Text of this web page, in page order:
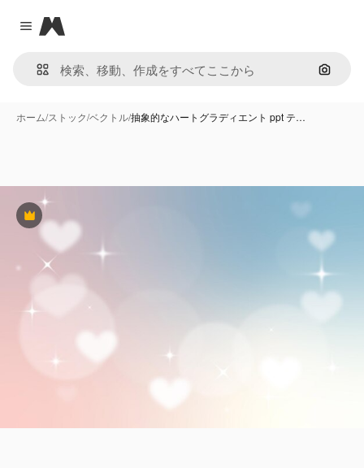
Close menu
Magnific
画像で
ホーム/ストック/ベクトル/抽象的なハートグラディエント ppt テ…
Premium